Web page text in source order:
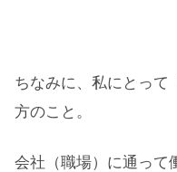
ちなみに、私にとって
方のこと。
会社（職場）に通って